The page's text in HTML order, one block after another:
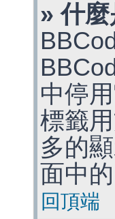
» 什
中停
標籤
多的
面中
回頂端